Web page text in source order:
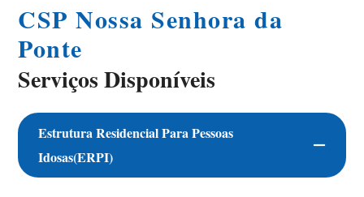
CSP Nossa Senhora da
Ponte
Serviços Disponíveis
Estrutura Residencial Para Pessoas
Idosas(ERPI)